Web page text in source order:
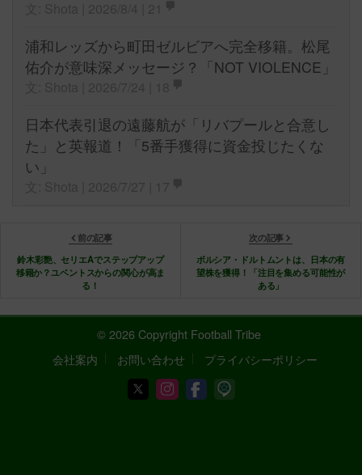
浦和レッズから町田ゼルビアへ完全移籍。松尾
佑介が意味深メッセージ？「NOT VIOLENCE」
日本代表引退の遠藤航が「リバプールと合意し
た」と英報道！「5番手獲得に資金投じたくな
い」
前の記事
鈴木彩艶、セリエAでステップアップ
移籍か？ユベントスからの関心が高ま
る！
次の記事
ボルシア・ドルトムントは、日本の有
望株を獲得！「注目を集める可能性が
ある」
© 2026 Copyright Football Tribe
会社案内
お問い合わせ プライバシーポリシー